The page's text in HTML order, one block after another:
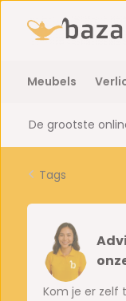
Meubels
De grootste
Tags
Kom je er zelf